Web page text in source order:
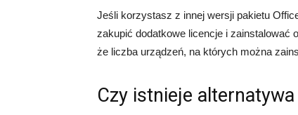
Jeśli korzystasz z innej wersji pakietu
zakupić dodatkowe licencje i zainstalować
że liczba urządzeń, na których można
Czy istnieje